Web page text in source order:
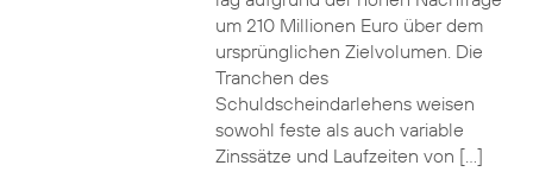
um 210 Millionen Euro über dem
ursprünglichen Zielvolumen. Die
Tranchen des
Schuldscheindarlehens weisen
sowohl feste als auch variable
Zinssätze und Laufzeiten von […]